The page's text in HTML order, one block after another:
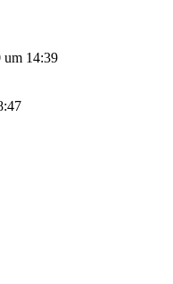
um 14:39